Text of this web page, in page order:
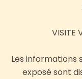
VISITE
Les informations
exposé sont